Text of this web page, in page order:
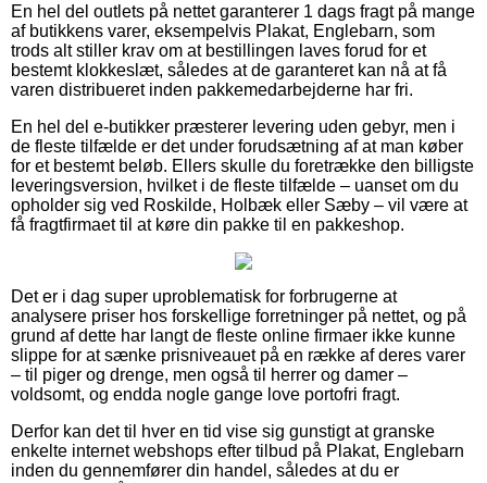
En hel del outlets på nettet garanterer 1 dags fragt på mange
af butikkens varer, eksempelvis Plakat, Englebarn, som
trods alt stiller krav om at bestillingen laves forud for et
bestemt klokkeslæt, således at de garanteret kan nå at få
varen distribueret inden pakkemedarbejderne har fri.
En hel del e-butikker præsterer levering uden gebyr, men i
de fleste tilfælde er det under forudsætning af at man køber
for et bestemt beløb. Ellers skulle du foretrække den billigste
leveringsversion, hvilket i de fleste tilfælde – uanset om du
opholder sig ved Roskilde, Holbæk eller Sæby – vil være at
få fragtfirmaet til at køre din pakke til en pakkeshop.
Det er i dag super uproblematisk for forbrugerne at
analysere priser hos forskellige forretninger på nettet, og på
grund af dette har langt de fleste online firmaer ikke kunne
slippe for at sænke prisniveauet på en række af deres varer
– til piger og drenge, men også til herrer og damer –
voldsomt, og endda nogle gange love portofri fragt.
Derfor kan det til hver en tid vise sig gunstigt at granske
enkelte internet webshops efter tilbud på Plakat, Englebarn
inden du gennemfører din handel, således at du er